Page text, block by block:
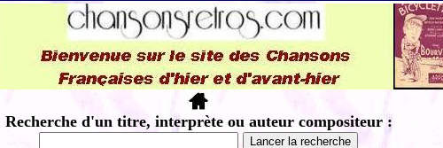
Recherche d'un titre, interprète ou auteur compositeur :